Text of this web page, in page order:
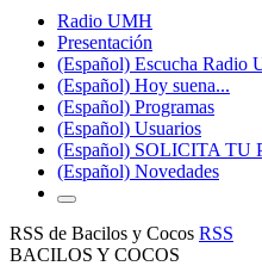
Radio UMH
Presentación
(Español) Escucha Radio
(Español) Hoy suena...
(Español) Programas
(Español) Usuarios
(Español) SOLICITA TU
(Español) Novedades
RSS de Bacilos y Cocos RSS
BACILOS Y COCOS